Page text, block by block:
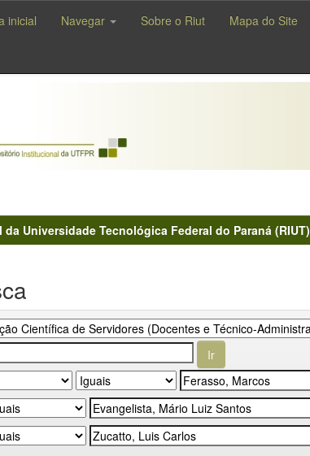
inicial Navegar Sobre o Riut Mapa do Site
Universidade Tecnológica Federal do Paraná (RIUT)